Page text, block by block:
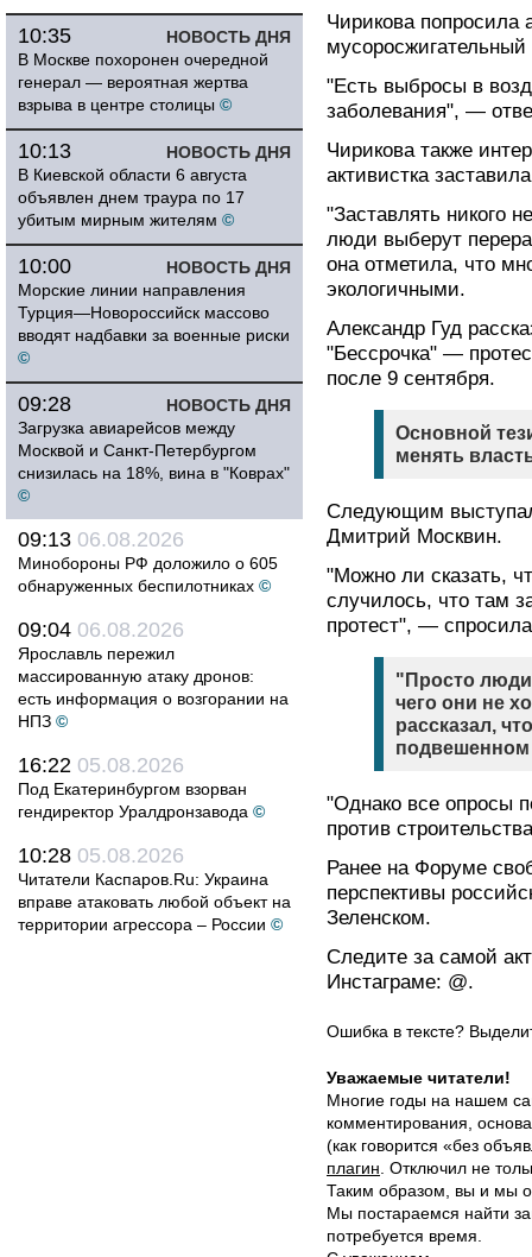
НОВОСТЬ ДНЯ
10:35
В Москве похоронен очередной
генерал — вероятная жертва
взрыва в центре столицы ©
НОВОСТЬ ДНЯ
10:13
В Киевской области 6 августа
объявлен днем траура по 17
убитым мирным жителям ©
НОВОСТЬ ДНЯ
10:00
Морские линии направления
Турция—Новороссийск массово
вводят надбавки за военные риски
©
НОВОСТЬ ДНЯ
09:28
Загрузка авиарейсов между
Москвой и Санкт-Петербургом
снизилась на 18%, вина в "Коврах"
©
09:13 06.08.2026
Минобороны РФ доложило о 605
обнаруженных беспилотниках ©
09:04 06.08.2026
Ярославль пережил
массированную атаку дронов:
есть информация о возгорании на
НПЗ ©
16:22 05.08.2026
Под Екатеринбургом взорван
гендиректор Уралдронзавода ©
10:28 05.08.2026
Читатели Каспаров.Ru: Украина
вправе атаковать любой объект на
территории агрессора – России ©
Чирикова попросила
мусоросжигательный
"Есть выбросы в
заболевания", —
Чирикова также
активистка
"Заставлять никого
люди выберут
она отметила, что
экологичными.
Александр Гуд
"Бессрочка" —
после 9 сентября.
Основной
менять
Следующим выступал
Дмитрий Москвин.
"Можно ли сказать,
случилось, что там
протест", —
"Просто люди
чего они не
рассказал,
подвешенном
"Однако все опросы
против
Ранее на Форуме
перспективы
Зеленском.
Следите за самой
Инстаграме: @.
Ошибка в тексте?
Уважаемые читатели!
Многие годы на нашем
комментирования,
(как говорится «без
плагин . Отключил не
Таким образом, вы и мы
Мы постараемся найти
потребуется время.